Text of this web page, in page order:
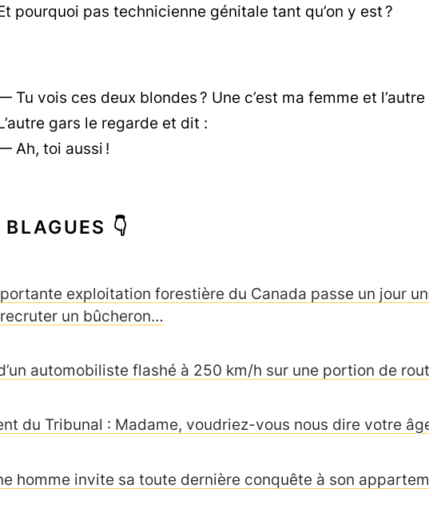
pourquoi pas technicienne génitale tant qu’on y est ?
Tu vois ces deux blondes ? Une c’est ma femme et
gars le regarde et dit :
Ah, toi aussi !
👇
exploitation forestière du Canada passe un jour
un bûcheron…
automobiliste flashé à 250 km/h sur une portion de
du Tribunal : Madame, voudriez-vous nous dire votre
homme invite sa toute dernière conquête à son